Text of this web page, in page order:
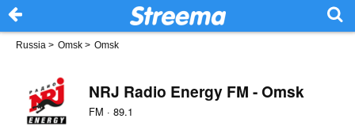
Russia > Omsk > Omsk
NRJ Radio Energy FM - Omsk
FM · 89.1